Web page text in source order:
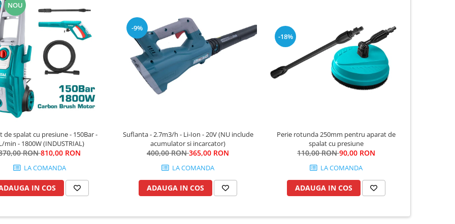
NOU
de spalat cu presiune - 150Bar -
min - 1800W (INDUSTRIAL)
RON810,00 RON
LA COMANDA
IN COS
-9%
Suflanta - 2.7m3/h - Li-Ion - 20V (NU include
acumulator si incarcator)
400,00 RON365,00 RON
LA COMANDA
ADAUGA IN COS
-18%
Perie rotunda 250mm pentru aparat de
spalat cu presiune
110,00 RON90,00 RON
LA COMANDA
ADAUGA IN COS